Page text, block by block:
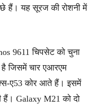
हैं। यह सूरज की रोशनी में
9611 चिपसेट को चुना
जिसमें चार एआरएम
ए53 कोर आते हैं। इसमें
हैं। Galaxy M21 को दो